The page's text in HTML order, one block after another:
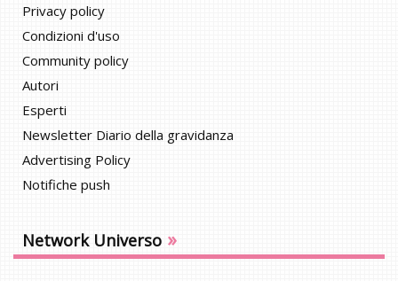
Privacy policy
Condizioni d'uso
Community policy
Autori
Esperti
Newsletter Diario della gravidanza
Advertising Policy
Notifiche push
Network Universo »